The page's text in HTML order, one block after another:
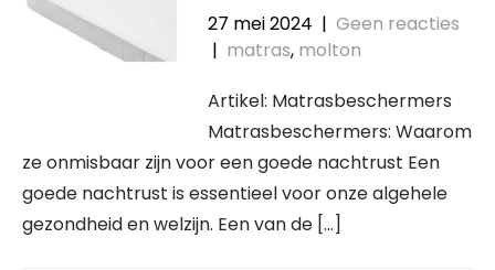
27 mei 2024 | Geen reacties
| matras, molton
Artikel: Matrasbeschermers
Matrasbeschermers: Waarom
ze onmisbaar zijn voor een goede nachtrust Een
goede nachtrust is essentieel voor onze algehele
gezondheid en welzijn. Een van de […]